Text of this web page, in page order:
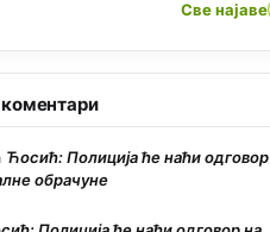
Све најаве
Ћосић: Полиција ће наћи одговор
обрачуне